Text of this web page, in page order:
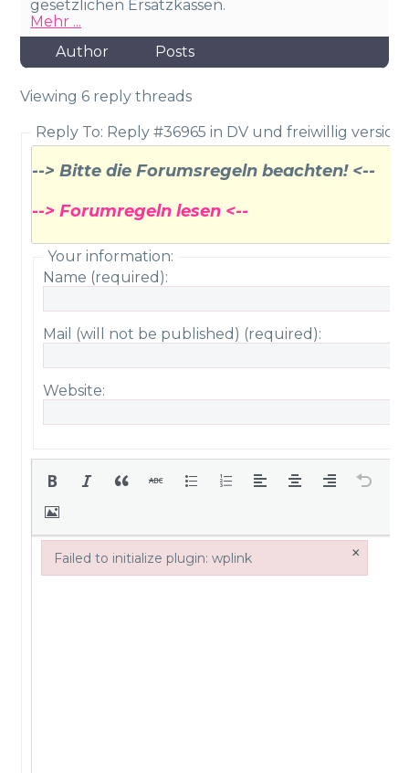
gesetzlichen Ersatzkassen.
Mehr ...
Author
Posts
Viewing 6 reply threads
Reply To: Reply #36965 in DV und freiwillig
--> Bitte die Forumsregeln beachten! <--
--> Forumregeln lesen <--
Your information:
Name (required):
Mail (will not be published) (required):
Website:
Failed to initialize plugin: wplink ×
Failed to initialize plugin: wplink